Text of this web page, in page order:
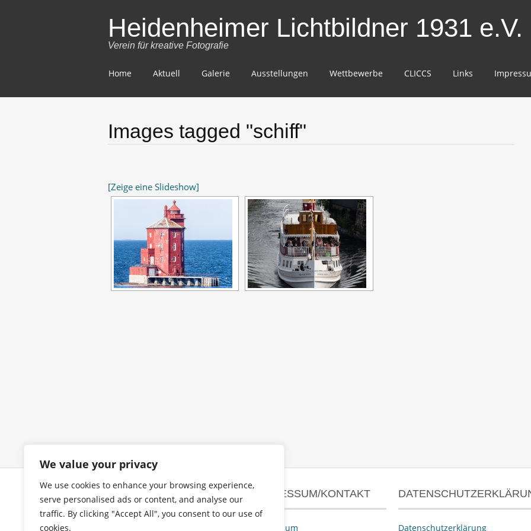
We value your privacy
We use cookies to enhance your browsing experience,
serve personalised ads or content, and analyse our
traffic. By clicking "Accept All", you consent to our use of
cookies.
Heidenheimer Lichtbildner 1931 e.V.
Verein für kreative Fotografie
Skip
content
Home Aktuell Galerie Ausstellungen Wettbewerbe CLICCS Links
Images tagged "schiff"
[Zeige eine Slideshow]
COPYRIGHT IMPRESSUM/KONTAKT
Impressum Datenschutzerklärung